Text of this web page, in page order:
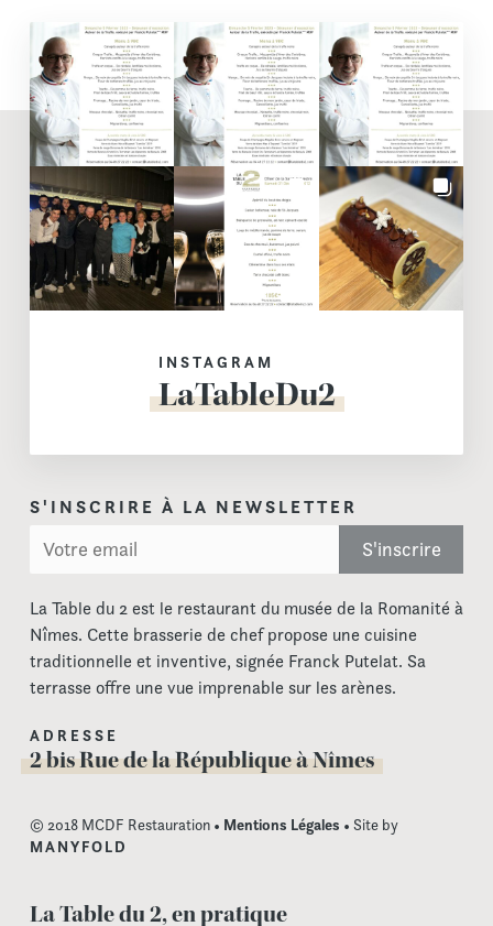
INSTAGRAM
LaTableDu2
S'INSCRIRE À LA NEWSLETTER
La Table du 2 est le restaurant du musée de la Romanité à
Nîmes. Cette brasserie de chef propose une cuisine
traditionnelle et inventive, signée Franck Putelat. Sa
terrasse offre une vue imprenable sur les arènes.
ADRESSE
2 bis Rue de la République à Nîmes
© 2018 MCDF Restauration • Mentions Légales • Site by
MANYFOLD
La Table du 2, en pratique